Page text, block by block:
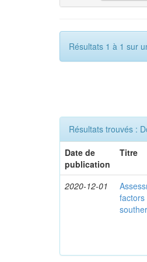
Résultats 1 à 1 sur
Résultats trouvés :
Date de
publication
Titre
2020-12-01